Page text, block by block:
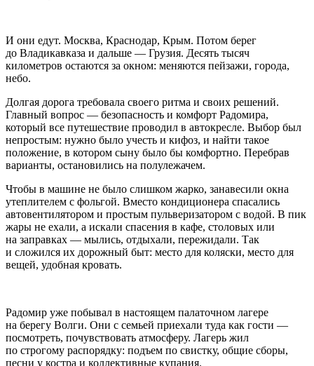
И они едут. Москва, Краснодар, Крым. Потом берег
до Владикавказа и дальше — Грузия. Десять тысяч
километров остаются за окном: меняются пейзажи, города,
небо.
Долгая дорога требовала своего ритма и своих решений.
Главный вопрос — безопасность и комфорт Радомира,
который все путешествие проводил в автокресле. Выбор был
непростым: нужно было учесть и кифоз, и найти такое
положение, в котором сыну было бы комфортно. Перебрав
варианты, остановились на полулежачем.
Чтобы в машине не было слишком жарко, занавесили окна
утеплителем с фольгой. Вместо кондиционера спасались
автовентилятором и простым пульверизатором с водой. В пик
жары не ехали, а искали спасения в кафе, столовых или
на заправках — мылись, отдыхали, пережидали. Так
и сложился их дорожный быт: место для коляски, место для
вещей, удобная кровать.
Радомир уже побывал в настоящем палаточном лагере
на берегу Волги. Они с семьей приехали туда как гости —
посмотреть, почувствовать атмосферу. Лагерь жил
по строгому распорядку: подъем по свистку, общие сборы,
песни у костра и коллективные купания.